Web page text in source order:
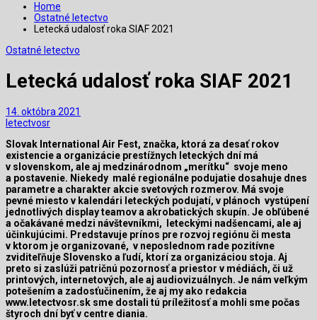
Home
Ostatné letectvo
Letecká udalosť roka SIAF 2021
Ostatné letectvo
Letecká udalosť roka SIAF 2021
14. októbra 2021
letectvosr
Slovak International Air Fest, značka, ktorá za desať rokov
existencie a organizácie prestížnych leteckých dní má
v slovenskom, ale aj medzinárodnom „merítku“ svoje meno
a postavenie. Niekedy malé regionálne podujatie dosahuje dnes
parametre a charakter akcie svetových rozmerov. Má svoje
pevné miesto v kalendári leteckých podujatí, v plánoch vystúpení
jednotlivých display teamov a akrobatických skupín. Je obľúbené
a očakávané medzi návštevníkmi, leteckými nadšencami, ale aj
účinkujúcimi. Predstavuje prínos pre rozvoj regiónu či mesta
v ktorom je organizované, v neposlednom rade pozitívne
zviditeľňuje Slovensko a ľudí, ktorí za organizáciou stoja. Aj
preto si zaslúži patričnú pozornosť a priestor v médiách, či už
printových, internetových, ale aj audiovizuálnych. Je nám veľkým
potešením a zadosťučinením, že aj my ako redakcia
www.letectvosr.sk sme dostali tú príležitosť a mohli sme počas
štyroch dní byť v centre diania.